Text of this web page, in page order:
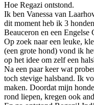
Hoe Regazi ontstond.
Ik ben Vanessa van
dit moment heb ik 3
Beauceron en een Engelse
Op zoek naar een leuke,
(een grote hond) vond ik
op het idee om zelf een
Na een paar keer wat
toch stevige halsband. Ik
maken. Doordat mijn
rond liepen, kregen ook